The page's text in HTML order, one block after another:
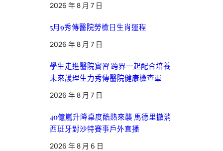
2026 年 8 月 7 日
5月9秀傳醫院勞檢日生肖運程
2026 年 8 月 7 日
學生走進醫院實習 跨界一起配合培養
未來護理生力秀傳醫院健康檢查軍
2026 年 8 月 7 日
40億嵐升降桌度酷熱來襲 馬德里撤消
西班牙對沙特賽事戶外直播
2026 年 8 月 6 日